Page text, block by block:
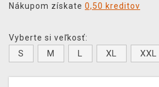
Nákupom získate 0,50 kreditov
Vyberte si veľkosť:
S M L XL XXL